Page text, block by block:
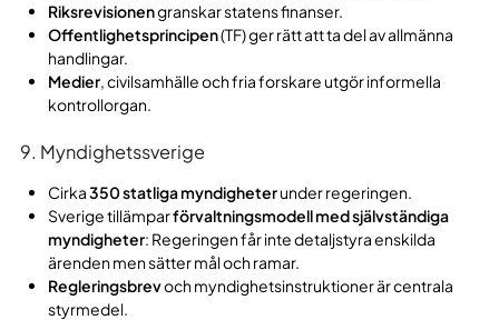
Riksrevisionengranskar statens finanser.
Offentlighetsprincipen(TF) ger rätt att ta del av allmänna
handlingar.
Medier, civilsamhälle och fria forskare utgör informella
kontrollorgan.
9. Myndighetssverige
Cirka350 statliga myndigheterunder regeringen.
Sverige tillämparförvaltningsmodell med självständiga
myndigheter: Regeringen får inte detaljstyra enskilda
ärenden men sätter mål och ramar.
Regleringsbrevoch myndighetsinstruktioner är centrala
styrmedel.